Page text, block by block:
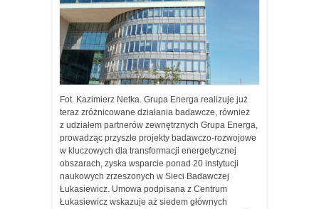
Fot. Kazimierz Netka. Grupa Energa realizuje już
teraz zróżnicowane działania badawcze, również
z udziałem partnerów zewnętrznych Grupa Energa,
prowadząc przyszłe projekty badawczo-rozwojowe
w kluczowych dla transformacji energetycznej
obszarach, zyska wsparcie ponad 20 instytucji
naukowych zrzeszonych w Sieci Badawczej
Łukasiewicz. Umowa podpisana z Centrum
Łukasiewicz wskazuje aż siedem głównych